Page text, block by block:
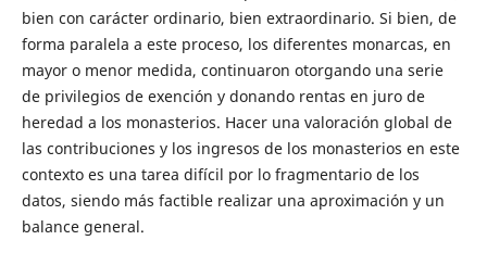
bien con carácter ordinario, bien extraordinario. Si bien, de
forma paralela a este proceso, los diferentes monarcas, en
mayor o menor medida, continuaron otorgando una serie
de privilegios de exención y donando rentas en juro de
heredad a los monasterios. Hacer una valoración global de
las contribuciones y los ingresos de los monasterios en este
contexto es una tarea difícil por lo fragmentario de los
datos, siendo más factible realizar una aproximación y un
balance general.